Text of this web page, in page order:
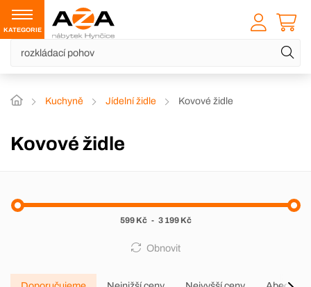
KATEGORIE
Kuchyně Jídelní židle Kovové židle
Kovové židle
599 Kč - 3 199 Kč
Obnovit